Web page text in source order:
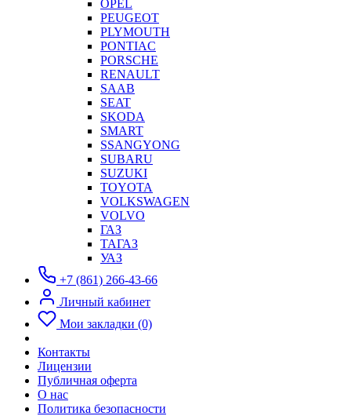
OPEL
PEUGEOT
PLYMOUTH
PONTIAC
PORSCHE
RENAULT
SAAB
SEAT
SKODA
SMART
SSANGYONG
SUBARU
SUZUKI
TOYOTA
VOLKSWAGEN
VOLVO
ГАЗ
ТАГАЗ
УАЗ
+7 (861) 266-43-66
Личный кабинет
Мои закладки (0)
Контакты
Лицензии
Публичная оферта
О нас
Политика безопасности